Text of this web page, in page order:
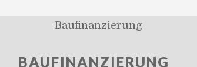
BAUFINANZIERUNG